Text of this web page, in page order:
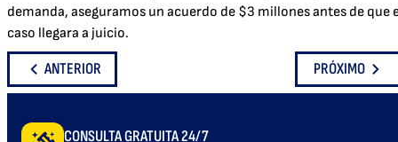
demanda, aseguramos un acuerdo de $3 millones antes de que
caso llegara a juicio.
ANTERIOR PRÓXIMO
CONSULTA GRATUITA 24/7